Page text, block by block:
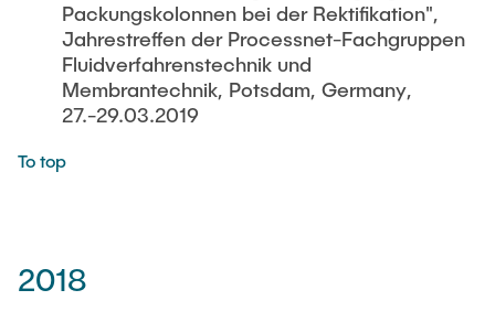
Packungskolonnen bei der Rektifikation",
Jahrestreffen der Processnet-Fachgruppen
Fluidverfahrenstechnik und
Membrantechnik, Potsdam, Germany,
27.-29.03.2019
To top
2018